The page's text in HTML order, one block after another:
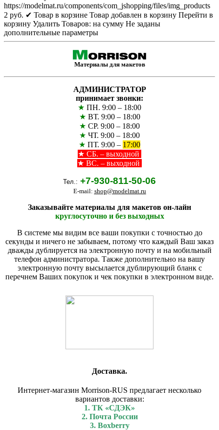
https://modelmat.ru/components/com_jshopping/files/img_products
2 руб. ✔ Товар в корзине Товар добавлен в корзину Перейти в
корзину Удалить Товаров: на сумму Не заданы
дополнительные параметры
Материалы для макетов
АДМИНИСТРАТОР
принимает звонки:
★ ПН. 9:00 – 18:00
★ ВТ. 9:00 – 18:00
★ СР. 9:00 – 18:00
★ ЧТ. 9:00 – 18:00
★ ПТ. 9:00 – 17:00
★ СБ. – выходной
★ ВС. – выходной
Тел.: +7-930-811-50-06
E-mail: shop@modelmat.ru
Заказывайте материалы для макетов он-лайн
круглосуточно и без выходных
В системе мы видим все ваши покупки с точностью до
секунды и ничего не забываем, потому что каждый Ваш заказ
дважды дублируется на электронную почту и на мобильный
телефон администратора. Также дополнительно на вашу
электронную почту высылается дублирующий бланк с
перечнем Ваших покупок и чек покупки в электронном виде.
Доставка.
Интернет-магазин Morrison-RUS предлагает несколько
вариантов доставки:
1. ТК «СДЭК»
2. Почта России
3. Boxberry